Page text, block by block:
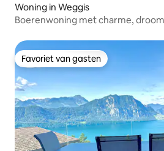
Woning in Weggis
Boerenwoning met charme,
Favoriet van gasten
Favoriet van gasten